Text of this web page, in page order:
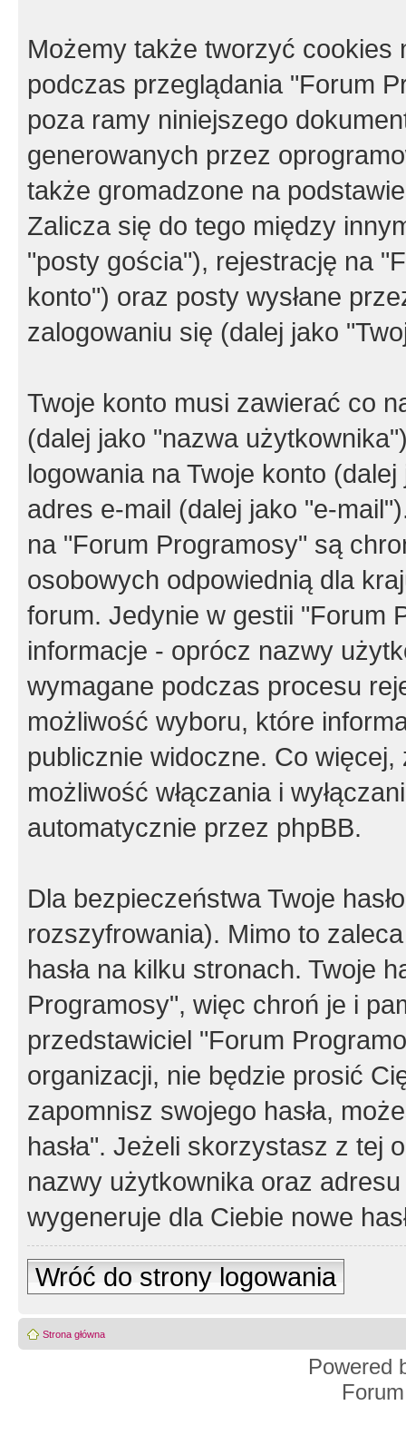
Możemy także tworzyć cookies
podczas przeglądania "Forum
poza ramy niniejszego
generowanych przez
także gromadzone na
Zalicza się do tego między
"posty gościa"), rejestrację na
konto") oraz posty wysłane
zalogowaniu się (dalej jako
Twoje konto musi zawierać co
(dalej jako "nazwa
logowania na Twoje konto
adres e-mail (dalej jako "e-
na "Forum Programosy" są
osobowych odpowiednią dla
forum. Jedynie w gestii "Forum
informacje - oprócz nazwy
wymagane podczas procesu
możliwość wyboru, które
publicznie widoczne. Co
możliwość włączania i
automatycznie przez phpBB.
Dla bezpieczeństwa Twoje
rozszyfrowania). Mimo to
hasła na kilku stronach. Twoje
Programosy", więc chroń je i
przedstawiciel "Forum
organizacji, nie będzie prosić
zapomnisz swojego hasła,
hasła". Jeżeli skorzystasz z tej
nazwy użytkownika oraz
wygeneruje dla Ciebie nowe
Wróć do strony logowania
Strona główna
Powered